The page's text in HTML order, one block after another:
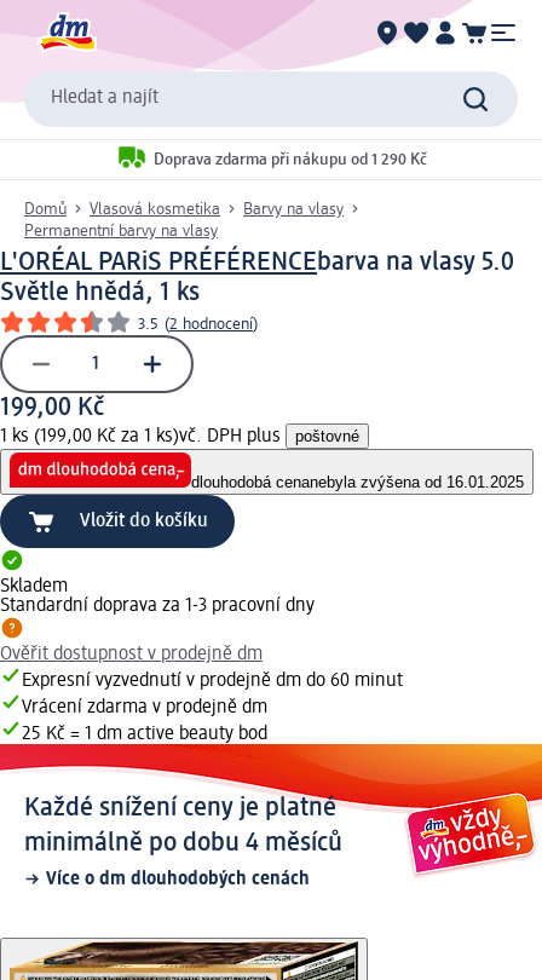
Hledat a najít
Doprava zdarma při nákupu od 1 290 Kč
Domů Vlasová kosmetika
Barvy na vlasy
Permanentní barvy na vlasy
L'ORÉAL PARiS PRÉFÉRENCEbarva na vlasy 5.0
Světle hnědá, 1 ks
3.5 (2 hodnocení)
199,00 Kč
1 ks (199,00 Kč za 1 ks)vč. DPH plus poštovné
dlouhodobá cenanebyla zvýšena od 16.01.2025
Vložit do košíku
Skladem
Standardní doprava za 1-3 pracovní dny
Ověřit dostupnost v prodejně dm
Expresní vyzvednutí v prodejně dm do 60 minut
Vrácení zdarma v prodejně dm
25 Kč = 1 dm active beauty bod
Každé snížení ceny je platné
minimálně po dobu 4 měsíců
Více o dm dlouhodobých cenách